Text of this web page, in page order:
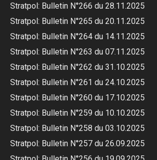
Stratpol: Bulletin N°266 du 28.11.2025
Stratpol: Bulletin N°265 du 20.11.2025
Stratpol: Bulletin N°264 du 14.11.2025
Stratpol: Bulletin N°263 du 07.11.2025
Stratpol: Bulletin N°262 du 31.10.2025
Stratpol: Bulletin N°261 du 24.10.2025
Stratpol: Bulletin N°260 du 17.10.2025
Stratpol: Bulletin N°259 du 10.10.2025
Stratpol: Bulletin N°258 du 03.10.2025
Stratpol: Bulletin N°257 du 26.09.2025